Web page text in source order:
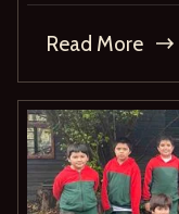
Read More